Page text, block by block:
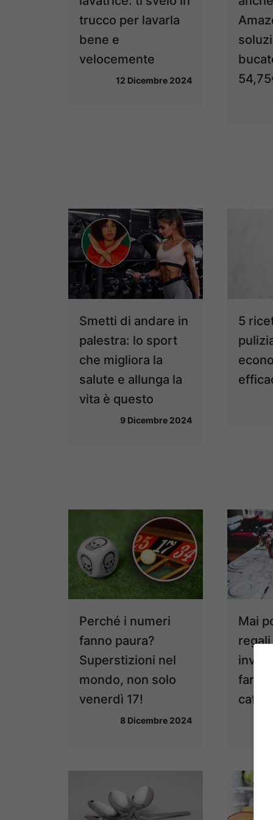
trucco per lavarla
bene e
velocemente
12 Dicembre 2024
Smetti di andare in
palestra: lo sport
che migliora la
salute e allunga la
vita è questo
9 Dicembre 2024
5
Perché i numeri
fanno paura?
Superstizioni nel
mondo, non solo
venerdì 17!
8 Dicembre 2024
Mai
cafone